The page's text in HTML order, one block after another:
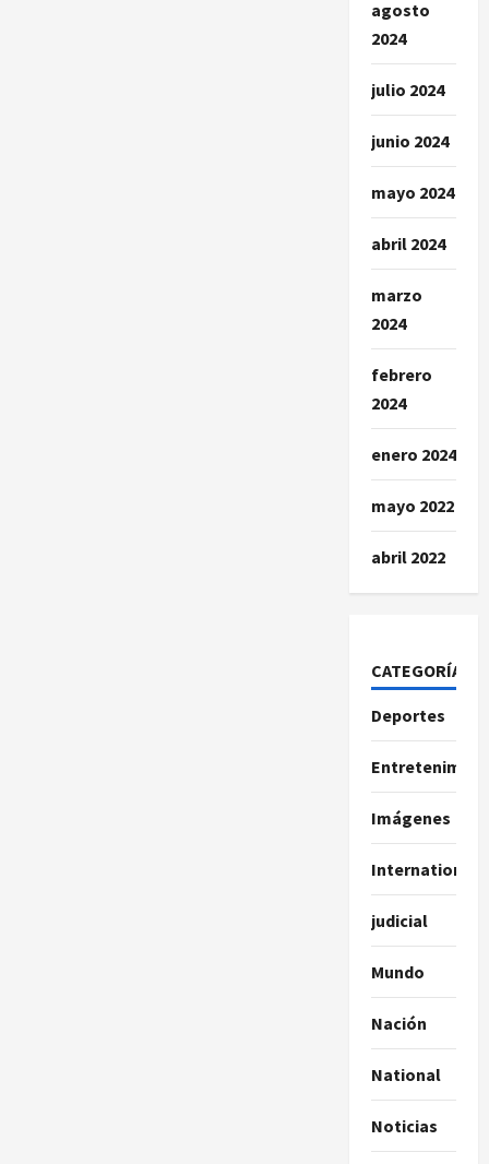
agosto
2024
julio 2024
junio 2024
mayo 2024
abril 2024
marzo
2024
febrero
2024
enero 2024
mayo 2022
abril 2022
CATEGORÍAS
Deportes
Imágenes
International
judicial
Mundo
Nación
National
Noticias